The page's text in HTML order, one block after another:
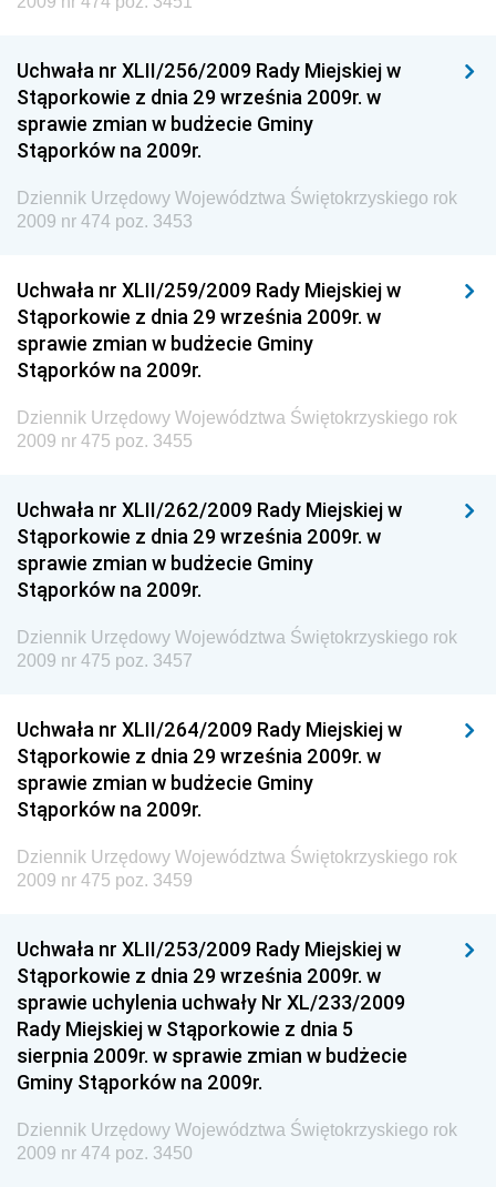
Chemicznego i Lekkiego
Dziennik Urzędowy Ministerstwa Rolnictwa i
Gospodarki Żywnościowej
Społecznej
Dziennik Urzędowy Ministra Cyfryzacji
Dziennik Urzędowy Ministra Infrastruktury i
Budownictwa
Dziennik Urzędowy Ministra Gospodarki Morskiej i
Dziennik Urzędowy Ministra Energii
Dziennik Urzędowy Ministra Sprawiedliwości
Dziennik Urzędowy Ministra Rozwoju i Finansów
Dziennik Urzędowy Wyższego Urzędu Górniczego
Dziennik Urzędowy Prezesa Urzędu Transportu
Kolejowego
Technologii
Dziennik Urzędowy Ministra Inwestycji i Rozwoju
Dziennik Urzędowy Naczelnego Dyrektora Archiwów
Państwowych
Dziennik Urzędowy Ministra Finansów, Inwestycji i
Rozwoju
Dziennik Urzędowy Ministra Sportu
Dziennik Urzędowy Ministra Funduszy i Polityki
Regionalnej
Dziennik Urzędowy Ministra Aktywów Państwowych
Dziennik Urzędowy Ministra Zdrowia
Dziennik Urzędowy Ministra Środowiska i Głównego
Inspektora Ochrony Środowiska
Uchwała nr XLII/256/2009 Rady Miejskiej w
Stąporkowie z dnia 29 września 2009r. w
sprawie zmian w budżecie Gminy
Stąporków na 2009r.
Dziennik Urzędowy Województwa Świętokrzyskiego rok
2009 nr 474 poz. 3453
Uchwała nr XLII/259/2009 Rady Miejskiej w
Stąporkowie z dnia 29 września 2009r. w
sprawie zmian w budżecie Gminy
Stąporków na 2009r.
Dziennik Urzędowy Województwa Świętokrzyskiego rok
2009 nr 475 poz. 3455
Uchwała nr XLII/262/2009 Rady Miejskiej w
Stąporkowie z dnia 29 września 2009r. w
sprawie zmian w budżecie Gminy
Stąporków na 2009r.
Dziennik Urzędowy Województwa Świętokrzyskiego rok
2009 nr 475 poz. 3457
Uchwała nr XLII/264/2009 Rady Miejskiej w
Stąporkowie z dnia 29 września 2009r. w
sprawie zmian w budżecie Gminy
Stąporków na 2009r.
Dziennik Urzędowy Województwa Świętokrzyskiego rok
2009 nr 475 poz. 3459
Uchwała nr XLII/253/2009 Rady Miejskiej w
Stąporkowie z dnia 29 września 2009r. w
sprawie uchylenia uchwały Nr XL/233/2009
Rady Miejskiej w Stąporkowie z dnia 5
sierpnia 2009r. w sprawie zmian w budżecie
Gminy Stąporków na 2009r.
Dziennik Urzędowy Województwa Świętokrzyskiego rok
2009 nr 474 poz. 3450